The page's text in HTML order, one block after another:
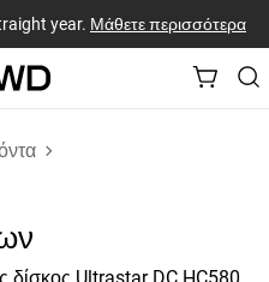
year. Μάθετε περισσότερα